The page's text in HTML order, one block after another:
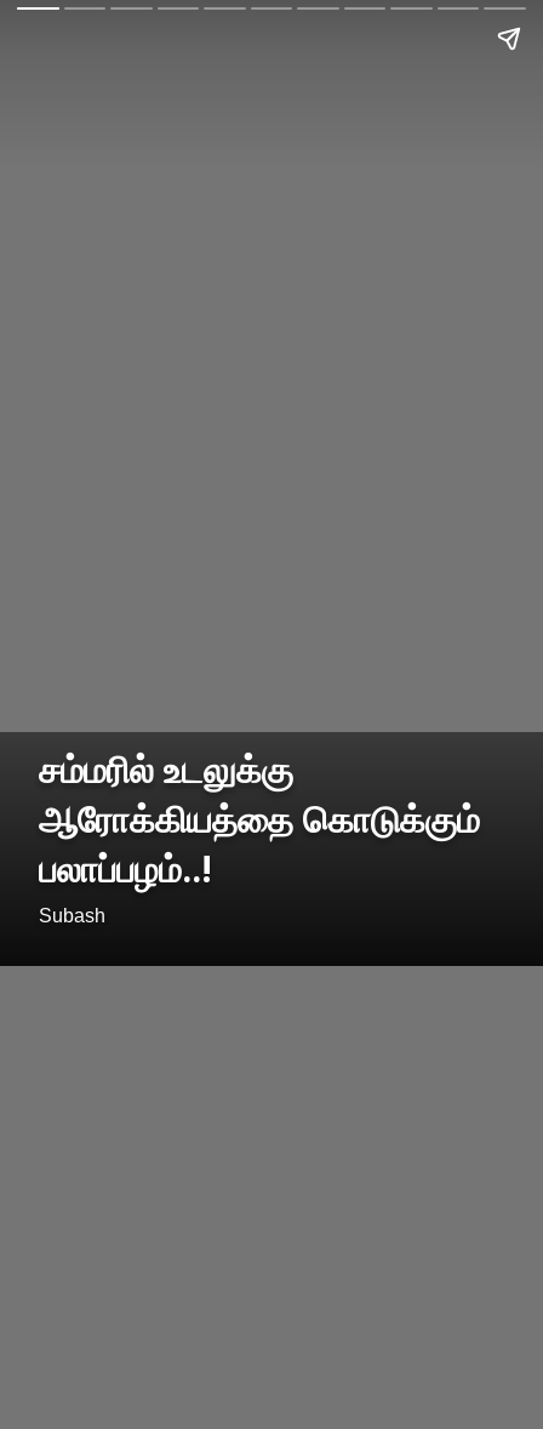
சம்மரில் உடலுக்கு
ஆரோக்கியத்தை கொடுக்கும்
பலாப்பழம்..!
Subash